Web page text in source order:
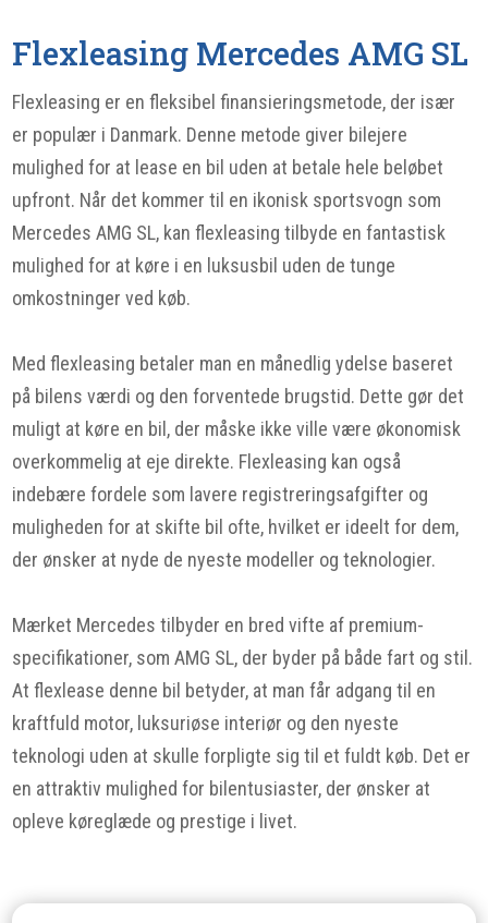
Flexleasing Mercedes AMG SL
Flexleasing er en fleksibel finansieringsmetode, der især
er populær i Danmark. Denne metode giver bilejere
mulighed for at lease en bil uden at betale hele beløbet
upfront. Når det kommer til en ikonisk sportsvogn som
Mercedes AMG SL, kan flexleasing tilbyde en fantastisk
mulighed for at køre i en luksusbil uden de tunge
omkostninger ved køb.
Med flexleasing betaler man en månedlig ydelse baseret
på bilens værdi og den forventede brugstid. Dette gør det
muligt at køre en bil, der måske ikke ville være økonomisk
overkommelig at eje direkte. Flexleasing kan også
indebære fordele som lavere registreringsafgifter og
muligheden for at skifte bil ofte, hvilket er ideelt for dem,
der ønsker at nyde de nyeste modeller og teknologier.
Mærket Mercedes tilbyder en bred vifte af premium-
specifikationer, som AMG SL, der byder på både fart og stil.
At flexlease denne bil betyder, at man får adgang til en
kraftfuld motor, luksuriøse interiør og den nyeste
teknologi uden at skulle forpligte sig til et fuldt køb. Det er
en attraktiv mulighed for bilentusiaster, der ønsker at
opleve køreglæde og prestige i livet.